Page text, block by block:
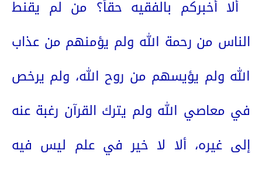
ألا أخبركم بالفقيه حقاً؟ من لم يقنط
الناس من رحمة الله ولم يؤمنهم من عذاب
الله ولم يؤيسهم من روح الله، ولم يرخص
في معاصي الله ولم يترك القرآن رغبة عنه
إلى غيره، ألا لا خير في علم ليس فيه